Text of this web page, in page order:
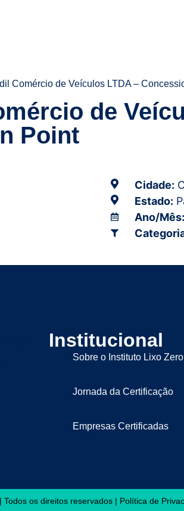
Comércio de Veículos LTDA –
de
Point
Cidade:
Estado:
Ano/Mês:
Institucional
Sobre o Instituto Lixo Zero
Jornada da Certificação
Empresas Certificadas
os direitos reservados | Política de